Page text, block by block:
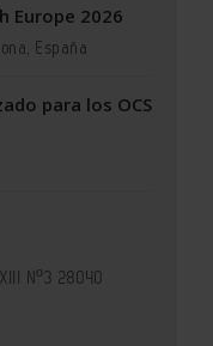
Europe 2026
España
para los OCS
Nº3 28040